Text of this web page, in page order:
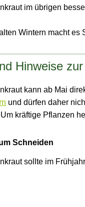
im übrigen
Wintern macht
Hinweise
kann ab Mai
und dürfen daher
kräftige Pflanzen
Schneiden
sollte im